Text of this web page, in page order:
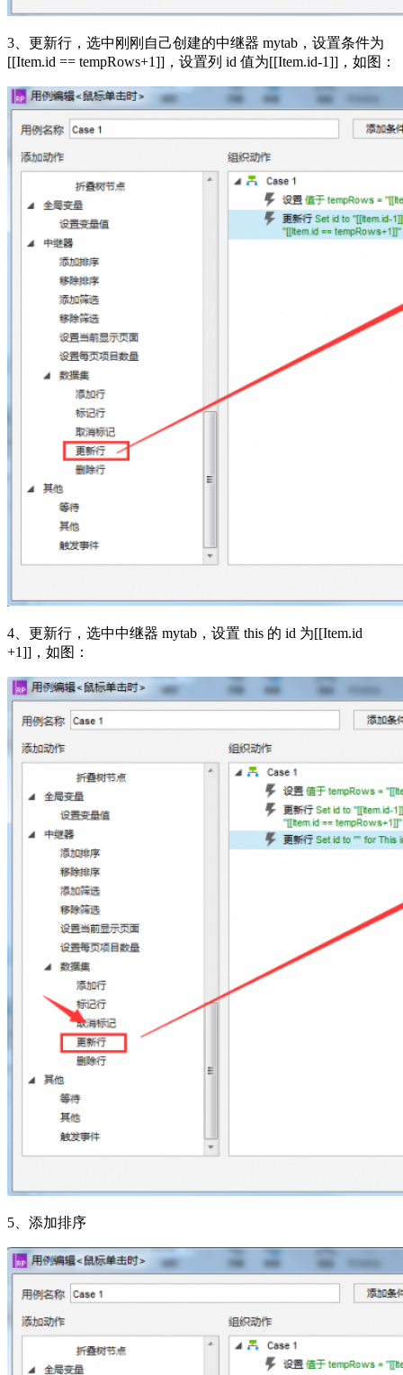
3、更新行，选中刚刚自己创建的中继器 mytab，设置条件为
[[Item.id == tempRows+1]]，设置列 id 值为[[Item.id-1]]，如图：
4、更新行，选中中继器 mytab，设置 this 的 id 为[[Item.id
+1]]，如图：
5、添加排序